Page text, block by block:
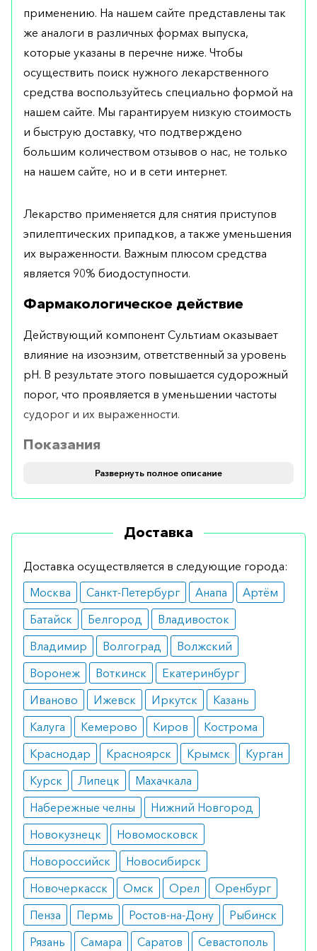
применению. На нашем сайте представлены так
же аналоги в различных формах выпуска,
которые указаны в перечне ниже. Чтобы
осуществить поиск нужного лекарственного
средства воспользуйтесь специально формой на
нашем сайте. Мы гарантируем низкую стоимость
и быструю доставку, что подтверждено
большим количеством отзывов о нас, не только
на нашем сайте, но и в сети интернет.
Лекарство применяется для снятия приступов
эпилептических припадков, а также уменьшения
их выраженности. Важным плюсом средства
является 90% биодоступности.
Фармакологическое действие
Действующий компонент Сультиам оказывает
влияние на изоэнзим, ответственный за уровень
pH. В результате этого повышается судорожный
порог, что проявляется в уменьшении частоты
судорог и их выраженности.
Показания
Назначается пациентам с эпилепсией в анамнезе,
при выраженных пароксизмах, при синдромах
показанием является доброкачественная
Противопоказания
Используется у большого количества больных с
эпилепсией, в то же время нельзя применяться у
детей до трех лет, а также у пациентов с
признаками непереносимости составляющих.
Побочные эффекты
Практика показала, что средство отлично
переносится. В некоторых случаях отмечается
сонливость и нервозность. Любые
дискомфортные ощущения устраняются путем
коррекции дозировки.
Режим дозирования
Дозировка рассчитается исходя из веса
пациента. В среднем она составляет 5 мг/кг.
Особые указания
Развернуть полное описание
Доставка
Доставка осуществляется в следующие города:
Москва
Санкт-Петербург Анапа
Артём
Батайск
Белгород
Владивосток
Владимир
Волгоград
Волжский
Воронеж
Воткинск
Екатеринбург
Иваново
Ижевск Иркутск
Казань
Калуга
Кемерово Киров
Кострома
Краснодар
Красноярск Крымск
Курган
Курск
Липецк
Махачкала
Набережные челны
Нижний Новгород
Новокузнецк
Новомосковск
Новороссийск
Новосибирск
Новочеркасск
Омск Орел
Оренбург
Пенза
Пермь Ростов-на-Дону
Рыбинск
Рязань
Самара Саратов
Севастополь